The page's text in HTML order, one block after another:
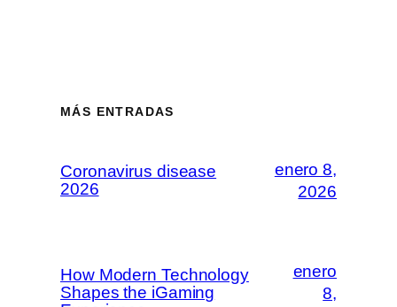
MÁS ENTRADAS
Coronavirus disease
2026
enero 8,
2026
How Modern Technology
Shapes the iGaming
enero
8,